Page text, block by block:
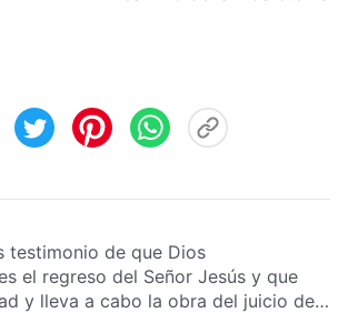
testimonio de que Dios
el regreso del Señor Jesús y que
y lleva a cabo la obra del juicio de